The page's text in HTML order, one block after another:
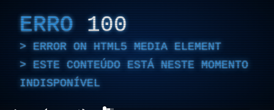
ERRO 100
ERROR ON HTML5 MEDIA ELEMENT
ESTE CONTEÚDO ESTÁ NESTE MOMENTO
INDISPONÍVEL